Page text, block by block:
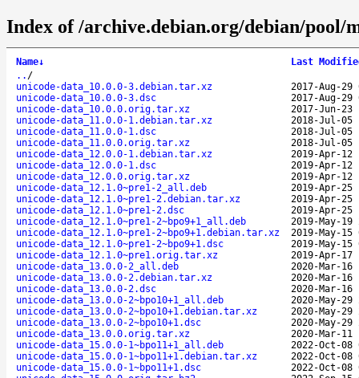
Index of /archive.debian.org/debian/pool/
Name↓
Last
.. /
unicode-data_10.0.0-3.debian.tar.xz
2017-Aug-29
unicode-data_10.0.0-3.dsc
2017-Aug-29
unicode-data_10.0.0.orig.tar.xz
2017-Jun-23
unicode-data_11.0.0-1.debian.tar.xz
2018-Jul-05
unicode-data_11.0.0-1.dsc
2018-Jul-05
unicode-data_11.0.0.orig.tar.xz
2018-Jul-05
unicode-data_12.0.0-1.debian.tar.xz
2019-Apr-12
unicode-data_12.0.0-1.dsc
2019-Apr-12
unicode-data_12.0.0.orig.tar.xz
2019-Apr-12
unicode-data_12.1.0~pre1-2_all.deb
2019-Apr-25
unicode-data_12.1.0~pre1-2.debian.tar.xz
2019-Apr-25
unicode-data_12.1.0~pre1-2.dsc
2019-Apr-25
unicode-data_12.1.0~pre1-2~bpo9+1_all.deb
2019-May-
unicode-data_12.1.0~pre1-2~bpo9+1.debian.tar.xz
2019-May-
unicode-data_12.1.0~pre1-2~bpo9+1.dsc
2019-May-
unicode-data_12.1.0~pre1.orig.tar.xz
2019-Apr-17
unicode-data_13.0.0-2_all.deb
2020-Mar-16
unicode-data_13.0.0-2.debian.tar.xz
2020-Mar-16
unicode-data_13.0.0-2.dsc
2020-Mar-16
unicode-data_13.0.0-2~bpo10+1_all.deb
2020-May-
unicode-data_13.0.0-2~bpo10+1.debian.tar.xz
2020-May-
unicode-data_13.0.0-2~bpo10+1.dsc
2020-May-
unicode-data_13.0.0.orig.tar.xz
2020-Mar-11
unicode-data_15.0.0-1~bpo11+1_all.deb
2022-Oct-08
unicode-data_15.0.0-1~bpo11+1.debian.tar.xz
2022-Oct-08
unicode-data_15.0.0-1~bpo11+1.dsc
2022-Oct-08